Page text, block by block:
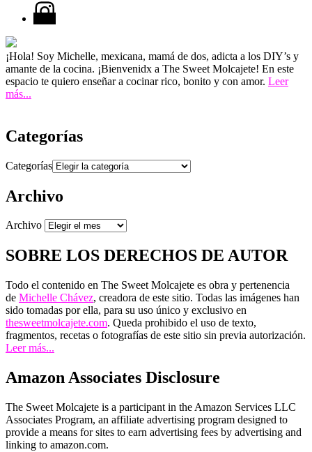
¡Hola! Soy Michelle, mexicana, mamá de dos, adicta a los DIY’s y
amante de la cocina. ¡Bienvenidx a The Sweet Molcajete! En este
espacio te quiero enseñar a cocinar rico, bonito y con amor. Leer
más...
Categorías
Categorías
Archivo
Archivo
SOBRE LOS DERECHOS DE AUTOR
Todo el contenido en The Sweet Molcajete es obra y pertenencia
de Michelle Chávez, creadora de este sitio. Todas las imágenes han
sido tomadas por ella, para su uso único y exclusivo en
thesweetmolcajete.com. Queda prohibido el uso de texto,
fragmentos, recetas o fotografías de este sitio sin previa autorización.
Leer más...
Amazon Associates Disclosure
The Sweet Molcajete is a participant in the Amazon Services LLC
Associates Program, an affiliate advertising program designed to
provide a means for sites to earn advertising fees by advertising and
linking to amazon.com.